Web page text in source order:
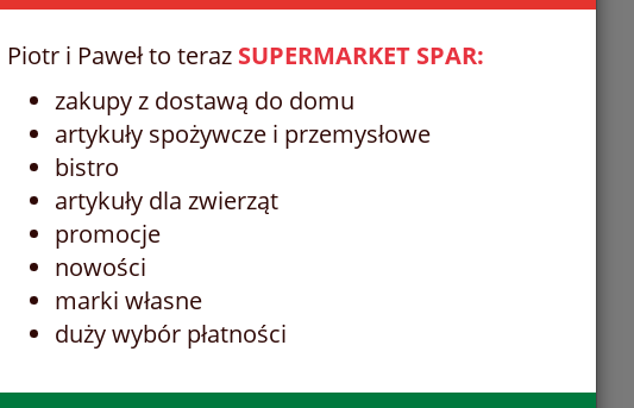
Piotr i Paweł to teraz SUPERMARKET SPAR:
zakupy z dostawą do domu
artykuły spożywcze i przemysłowe
bistro
artykuły dla zwierząt
promocje
nowości
marki własne
duży wybór płatności